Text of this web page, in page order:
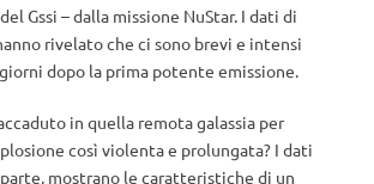
Gssi – dalla missione NuStar. I dati di
rivelato che ci sono brevi e intensi
dopo la prima potente emissione.
in quella remota galassia per
così violenta e prolungata? I dati
mostrano le caratteristiche di un